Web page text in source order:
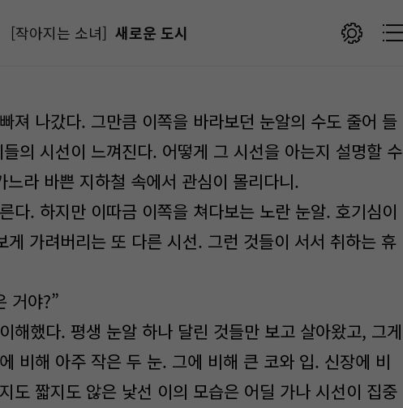
[작아지는 소녀] 새로운 도시
져 나갔다. 그만큼 이쪽을 바라보던 눈알의 수도 줄어 들
의 시선이 느껴진다. 어떻게 그 시선을 아는지 설명할 수
라 바쁜 지하철 속에서 관심이 몰리다니.
다. 하지만 이따금 이쪽을 쳐다보는 노란 눈알. 호기심이
가려버리는 또 다른 시선. 그런 것들이 서서 취하는 휴
거야?”
해했다. 평생 눈알 하나 달린 것들만 보고 살아왔고, 그게
비해 아주 작은 두 눈. 그에 비해 큰 코와 입. 신장에 비
도 짧지도 않은 낯선 이의 모습은 어딜 가나 시선이 집중